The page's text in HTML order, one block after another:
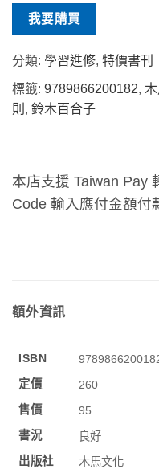
我要購買
分類: 學習進修, 特價書刊
標籤: 9789866200182,
則 , 鈴木百合子
本店支援 Taiwan Pay
Code 輸入應付金額付
額外資訊
ISBN
定價
260
售價
95
書況
良好
出版社
木馬文化